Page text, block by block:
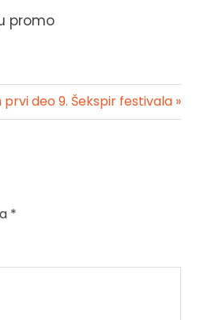
promo
prvi deo 9. Šekspir festivala »
*